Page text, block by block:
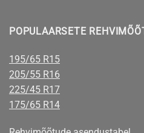
–
mis
erinevused?
ole
POPULAARSETE
195/65 R15
205/55 R16
225/45 R17
175/65 R14